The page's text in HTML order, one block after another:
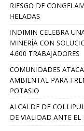
RIESGO DE
HELADAS
INDIMIN CELEBRA
MINERÍA CON
4.600 TRABAJADORES
COMUNIDADES
AMBIENTAL PARA
POTASIO
ALCALDE DE
DE VIALIDAD ANTE EL